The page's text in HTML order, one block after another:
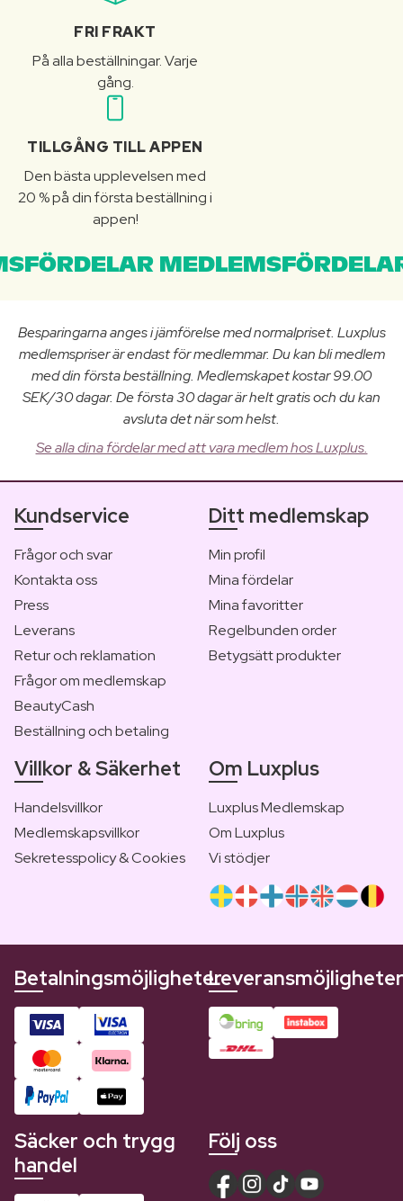
FRI FRAKT
På alla beställningar. Varje
gång.
TILLGÅNG TILL APPEN
Den bästa upplevelsen med
20 % på din första beställning i
appen!
Besparingarna anges i jämförelse med normalpriset. Luxplus
medlemspriser är endast för medlemmar. Du kan bli medlem
med din första beställning. Medlemskapet kostar 99.00
SEK/30 dagar. De första 30 dagar är helt gratis och du kan
avsluta det när som helst.
Se alla dina fördelar med att vara medlem hos Luxplus.
Kundservice
Frågor och svar
Kontakta oss
Press
Leverans
Retur och reklamation
Frågor om medlemskap
BeautyCash
Beställning och betaling
Ditt medlemskap
Min profil
Mina fördelar
Mina favoritter
Regelbunden order
Betygsätt produkter
Villkor & Säkerhet
Handelsvillkor
Medlemskapsvillkor
Sekretesspolicy & Cookies
Om Luxplus
Luxplus Medlemskap
Om Luxplus
Vi stödjer
BetalningsmöjligheterLeveransmöjligheter
Säcker och trygg
handel
Följ oss